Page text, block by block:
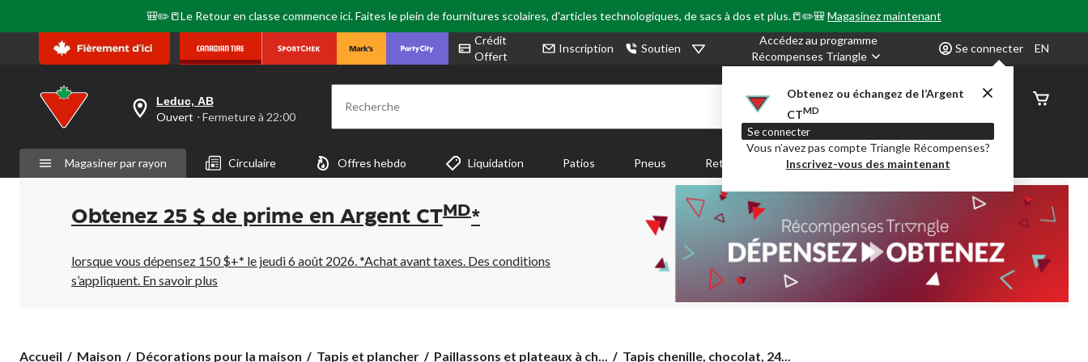
🎒✏️📒Le Retour en classe commence ici. Faites le plein de fournitures scolaires, d'articles technologiques, de sacs à dos et plus.📒✏️🎒Magasinez maintenant
Crédit
Offert
Inscription Soutien
Accédez au programme
Récompenses Triangle
Se connecter
Obtenez ou échangez de l’Argent
CTMD
Se connecter
Vous n’avez pas compte Triangle Récompenses?
Inscrivez-vous des maintenant
EN
votre
est
Leduc,
AB,
Fermeture
à
22:00
cliquer
pour
Leduc, AB
Ouvert ⋅ Fermeture à 22:00 Recherche
État de
Magasiner par rayon Circulaire Offres hebdo Liquidation Patios Pneus Retour en Classe Party City Centre-auto
Obtenez 25 $ de prime en Argent CT MD*
lorsque vous dépensez 150 $+* le jeudi 6 août 2026. *Achat avant taxes. Des conditions
s’appliquent. En savoir plus
Accueil Maison Décorations pour la maison Tapis et plancher Paillassons et plateaux à ch...
Tapis
Tapis chenille, chocolat, 24...